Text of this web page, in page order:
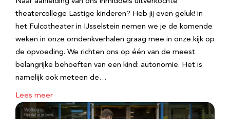
theatercollege Lastige kinderen? Heb jij even geluk! in
het Fulcotheater in IJsselstein nemen we je de komende
weken in onze omdenkverhalen graag mee in onze kijk op
de opvoeding. We richten ons op één van de meest
belangrijke behoeften van een kind: autonomie. Het is
namelijk ook meteen de…
Lees meer